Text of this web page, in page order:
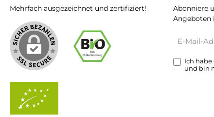
Mehrfach ausgezeichnet und zertifiziert!
Abonniere
Angeboten
Mail-
Ich habe
und bin